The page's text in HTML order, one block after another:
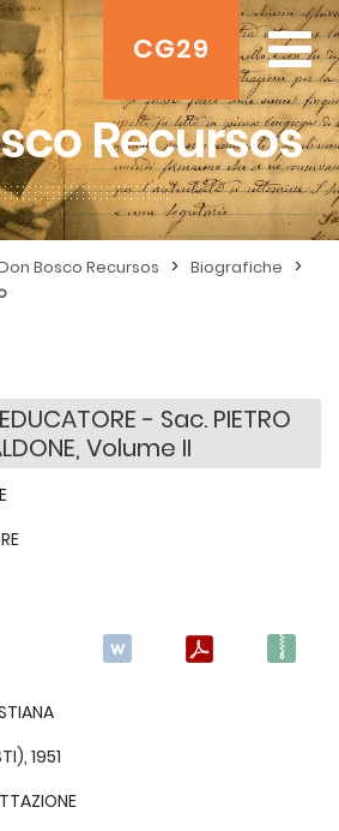
CG29
Recursos
Bosco Recursos > Biografiche >
- Sac. PIETRO
Volume II
1951